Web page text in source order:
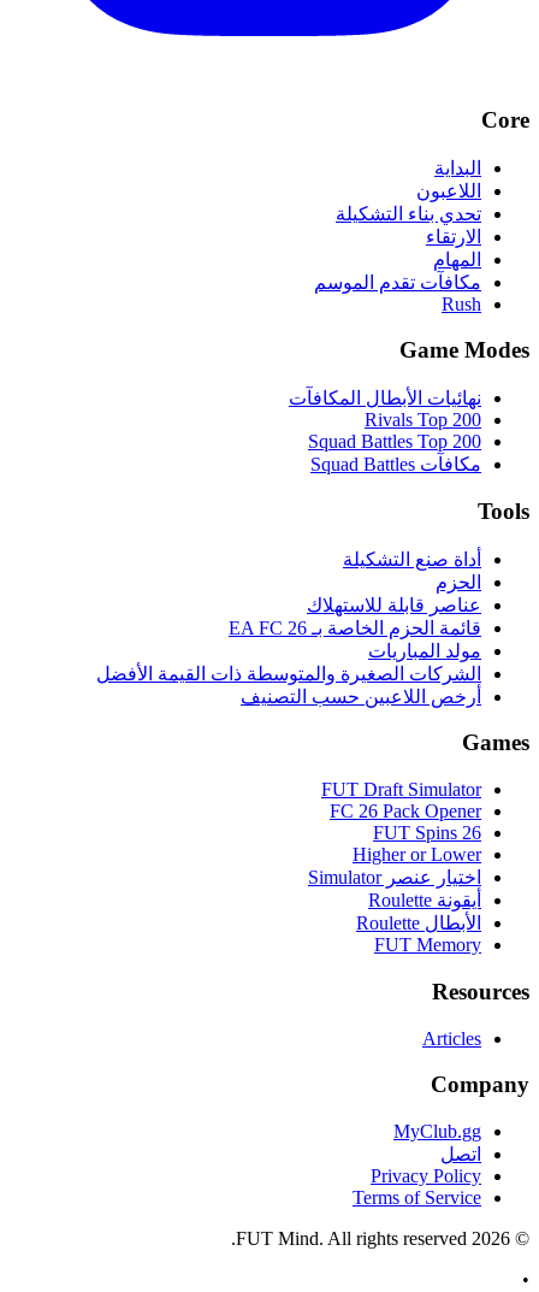
Core
البداية
اللاعبون
تحدي بناء التشكيلة
الارتقاء
المهام
مكافآت تقدم الموسم
Rush
Game Modes
نهائيات الأبطال المكافآت
Rivals Top 200
Squad Battles Top 200
مكافآت Squad Battles
Tools
أداة صنع التشكيلة
الحزم
عناصر قابلة للاستهلاك
قائمة الحزم الخاصة بـ EA FC 26
مولد المباريات
الشركات الصغيرة والمتوسطة ذات القيمة الأفضل
أرخص اللاعبين حسب التصنيف
Games
FUT Draft Simulator
FC 26 Pack Opener
FUT Spins 26
Higher or Lower
اختيار عنصر Simulator
أيقونة Roulette
الأبطال Roulette
FUT Memory
Resources
Articles
Company
MyClub.gg
اتصل
Privacy Policy
Terms of Service
©
2026
•